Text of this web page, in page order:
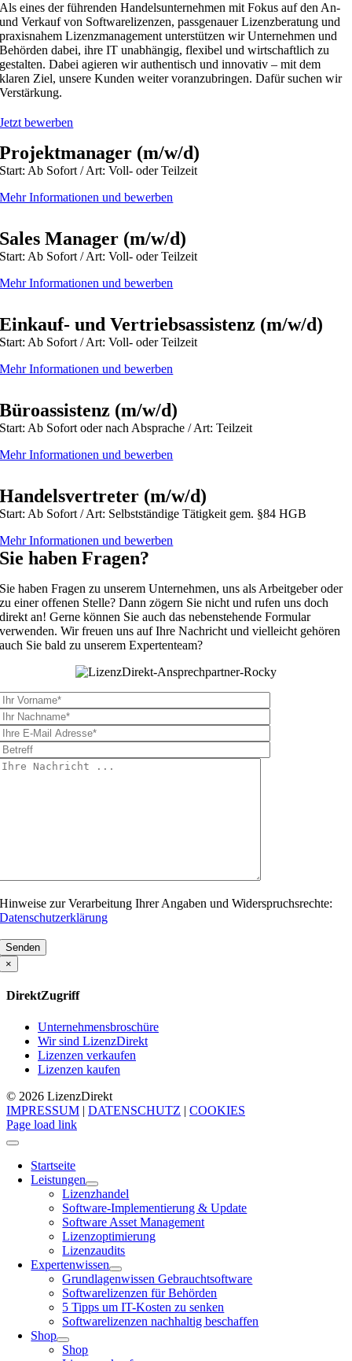
Als eines der führenden Handelsunternehmen mit Fokus auf den An-
und Verkauf von Softwarelizenzen, passgenauer Lizenzberatung und
praxisnahem Lizenzmanagement unterstützen wir Unternehmen und
Behörden dabei, ihre IT unabhängig, flexibel und wirtschaftlich zu
gestalten. Dabei agieren wir authentisch und innovativ – mit dem
klaren Ziel, unsere Kunden weiter voranzubringen. Dafür suchen wir
Verstärkung.
Jetzt bewerben
Projektmanager (m/w/d)
Start: Ab Sofort / Art: Voll- oder Teilzeit
Mehr Informationen und bewerben
Sales Manager (m/w/d)
Start: Ab Sofort / Art: Voll- oder Teilzeit
Mehr Informationen und bewerben
Einkauf- und Vertriebsassistenz (m/w/d)
Start: Ab Sofort / Art: Voll- oder Teilzeit
Mehr Informationen und bewerben
Büroassistenz (m/w/d)
Start: Ab Sofort oder nach Absprache / Art: Teilzeit
Mehr Informationen und bewerben
Handelsvertreter (m/w/d)
Start: Ab Sofort / Art: Selbstständige Tätigkeit gem. §84 HGB
Mehr Informationen und bewerben
Sie haben Fragen?
Sie haben Fragen zu unserem Unternehmen, uns als Arbeitgeber oder
zu einer offenen Stelle? Dann zögern Sie nicht und rufen uns doch
direkt an! Gerne können Sie auch das nebenstehende Formular
verwenden. Wir freuen uns auf Ihre Nachricht und vielleicht gehören
auch Sie bald zu unserem Expertenteam?
Hinweise zur Verarbeitung Ihrer Angaben und Widerspruchsrechte:
Datenschutzerklärung
Bitte
lasse
dieses
Feld
leer.
×
DirektZugriff
Unternehmensbroschüre
Wir sind LizenzDirekt
Lizenzen verkaufen
Lizenzen kaufen
© 2026 LizenzDirekt
IMPRESSUM | DATENSCHUTZ | COOKIES
Page load link
Startseite
Leistungen
Lizenzhandel
Software-Implementierung & Update
Software Asset Management
Lizenzoptimierung
Lizenzaudits
Expertenwissen
Grundlagenwissen Gebrauchtsoftware
Softwarelizenzen für Behörden
5 Tipps um IT-Kosten zu senken
Softwarelizenzen nachhaltig beschaffen
Shop
Shop